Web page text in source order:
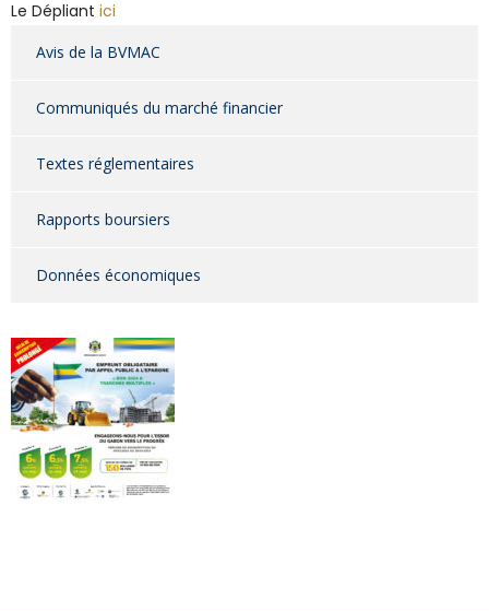
Le Dépliant ici
Avis de la BVMAC
Communiqués du marché financier
Textes réglementaires
Rapports boursiers
Données économiques